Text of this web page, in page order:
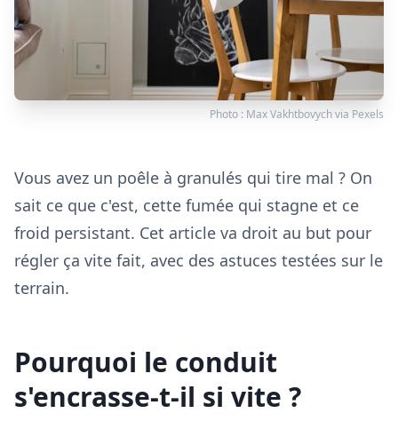
Photo : Max Vakhtbovychvia Pexels
Vous avez un poêle à granulés qui tire mal ? On
sait ce que c'est, cette fumée qui stagne et ce
froid persistant. Cet article va droit au but pour
régler ça vite fait, avec des astuces testées sur le
terrain.
Pourquoi le conduit
s'encrasse-t-il si vite ?